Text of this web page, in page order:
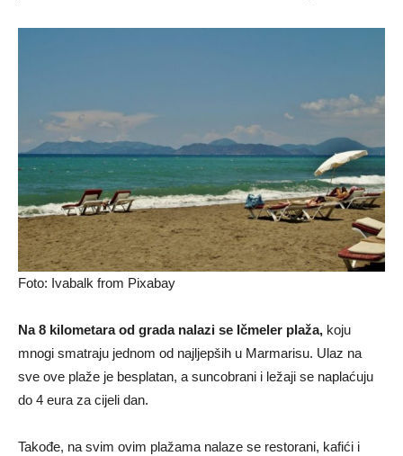
Foto: Ivabalk from Pixabay
Na 8 kilometara od grada nalazi se Ičmeler plaža, koju
mnogi smatraju jednom od najljepših u Marmarisu. Ulaz na
sve ove plaže je besplatan, a suncobrani i ležaji se naplaćuju
do 4 eura za cijeli dan.
Takođe, na svim ovim plažama nalaze se restorani, kafići i